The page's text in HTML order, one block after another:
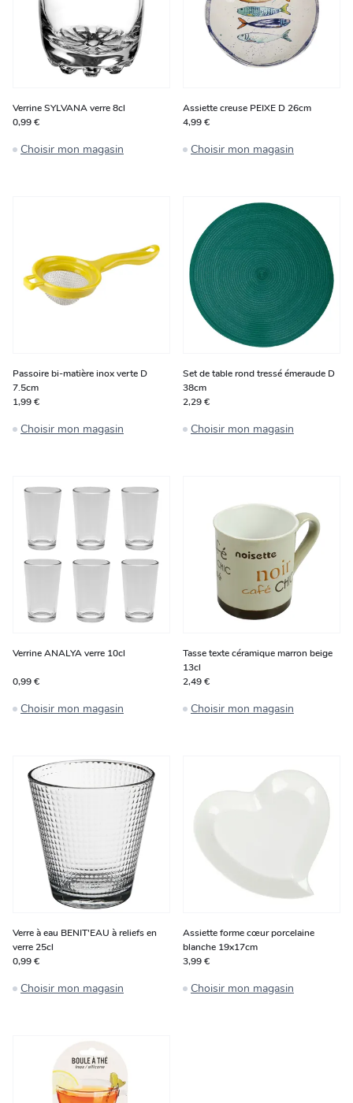
Verrine SYLVANA verre 8cl
0,99 €
Choisir mon magasin
Assiette creuse PEIXE D 26cm
4,99 €
Choisir mon magasin
Passoire bi-matière inox verte D
7.5cm
1,99 €
Choisir mon magasin
Set de table rond tressé émeraude D
38cm
2,29 €
Choisir mon magasin
Verrine ANALYA verre 10cl
0,99 €
Choisir mon magasin
Tasse texte céramique marron beige
13cl
2,49 €
Choisir mon magasin
Verre à eau BENIT'EAU à reliefs en
verre 25cl
0,99 €
Choisir mon magasin
Assiette forme cœur porcelaine
blanche 19x17cm
3,99 €
Choisir mon magasin